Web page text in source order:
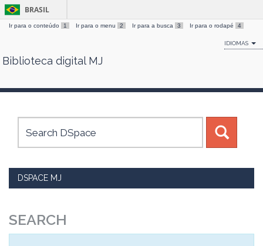
Skip
BRASIL
Ir para o conteúdo 1 Ir para o menu 2 Ir para a busca 3 Ir para o rodapé 4
IDIOMAS
Biblioteca digital MJ
DSPACE MJ
SEARCH